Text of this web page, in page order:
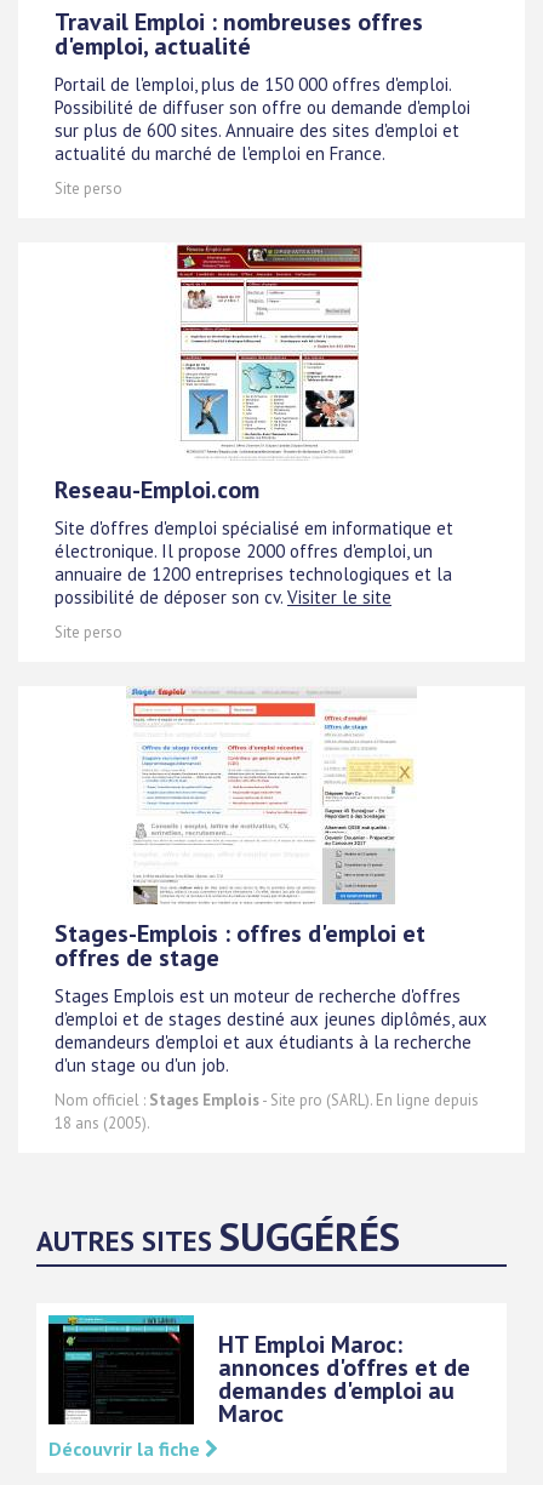
Travail Emploi : nombreuses offres
d'emploi, actualité
Portail de l'emploi, plus de 150 000 offres d'emploi.
Possibilité de diffuser son offre ou demande d'emploi
sur plus de 600 sites. Annuaire des sites d'emploi et
actualité du marché de l'emploi en France.
Site perso
Reseau-Emploi.com
Site d'offres d'emploi spécialisé em informatique et
électronique. Il propose 2000 offres d'emploi, un
annuaire de 1200 entreprises technologiques et la
possibilité de déposer son cv. Visiter le site
Site perso
Stages-Emplois : offres d'emploi et
offres de stage
Stages Emplois est un moteur de recherche d'offres
d'emploi et de stages destiné aux jeunes diplômés, aux
demandeurs d'emploi et aux étudiants à la recherche
d'un stage ou d'un job.
Nom officiel : Stages Emplois- Site pro (SARL). En ligne depuis
18 ans (2005).
AUTRES SITES SUGGÉRÉS
HT Emploi Maroc:
annonces d'offres et de
demandes d'emploi au
Maroc
Découvrir la fiche